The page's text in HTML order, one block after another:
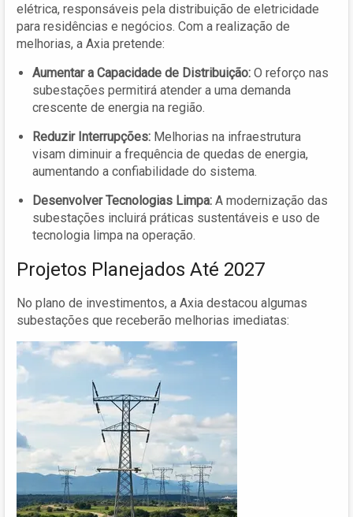
elétrica, responsáveis pela distribuição de eletricidade
para residências e negócios. Com a realização de
melhorias, a Axia pretende:
Aumentar a Capacidade de Distribuição: O reforço nas
subestações permitirá atender a uma demanda
crescente de energia na região.
Reduzir Interrupções: Melhorias na infraestrutura
visam diminuir a frequência de quedas de energia,
aumentando a confiabilidade do sistema.
Desenvolver Tecnologias Limpa: A modernização das
subestações incluirá práticas sustentáveis e uso de
tecnologia limpa na operação.
Projetos Planejados Até 2027
No plano de investimentos, a Axia destacou algumas
subestações que receberão melhorias imediatas: